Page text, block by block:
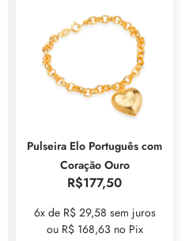
Pulseira Elo Português com
Coração Ouro
R$177,50
6x de R$ 29,58 sem juros
ou R$ 168,63 no Pix